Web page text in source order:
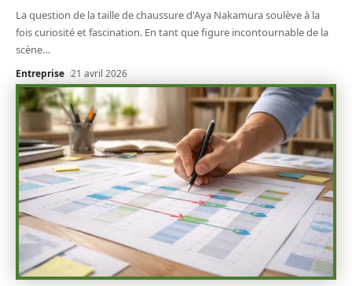
La question de la taille de chaussure d'Aya Nakamura soulève à la
fois curiosité et fascination. En tant que figure incontournable de la
scène…
Entreprise 21 avril 2026